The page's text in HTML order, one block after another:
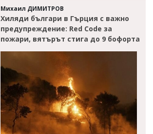
Михаил ДИМИТРОВ
Хиляди българи в Гърция с важно
предупреждение: Red Code за
пожари, вятърът стига до 9 бофорта